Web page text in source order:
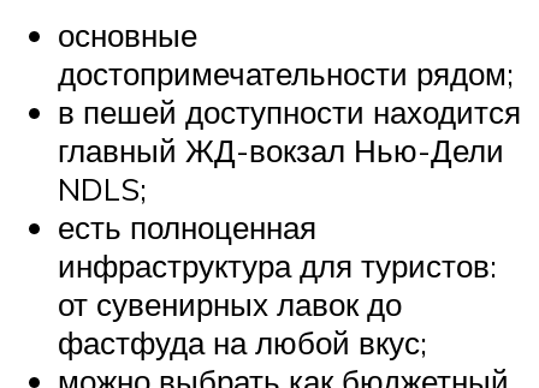
основные
достопримечательности рядом;
в пешей доступности находится
главный ЖД-вокзал Нью-Дели
NDLS;
есть полноценная
инфраструктура для туристов:
от сувенирных лавок до
фастфуда на любой вкус;